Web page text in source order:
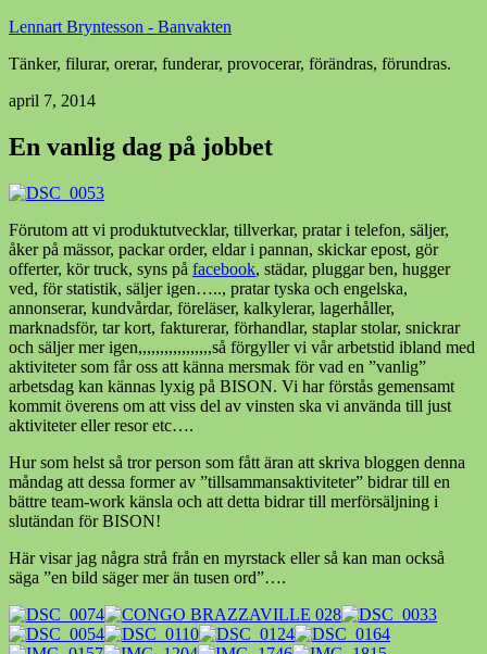
Lennart Bryntesson - Banvakten
Tänker, filurar, orerar, funderar, provocerar, förändras, förundras.
april 7, 2014
En vanlig dag på jobbet
Förutom att vi produktutvecklar, tillverkar, pratar i telefon, säljer,
åker på mässor, packar order, eldar i pannan, skickar epost, gör
offerter, kör truck, syns på facebook, städar, pluggar ben, hugger
ved, för statistik, säljer igen….., pratar tyska och engelska,
annonserar, kundvårdar, föreläser, kalkylerar, lagerhåller,
marknadsför, tar kort, fakturerar, förhandlar, staplar stolar, snickrar
och säljer mer igen,,,,,,,,,,,,,,,,,så förgyller vi vår arbetstid ibland med
aktiviteter som får oss att känna mersmak för vad en ”vanlig”
arbetsdag kan kännas lyxig på BISON. Vi har förstås gemensamt
kommit överens om att viss del av vinsten ska vi använda till just
aktiviteter eller resor etc….
Hur som helst så tror person som fått äran att skriva bloggen denna
måndag att dessa former av ”tillsammansaktiviteter” bidrar till en
bättre team-work känsla och att detta bidrar till merförsäljning i
slutändan för BISON!
Här visar jag några strå från en myrstack eller så kan man också
säga ”en bild säger mer än tusen ord”….